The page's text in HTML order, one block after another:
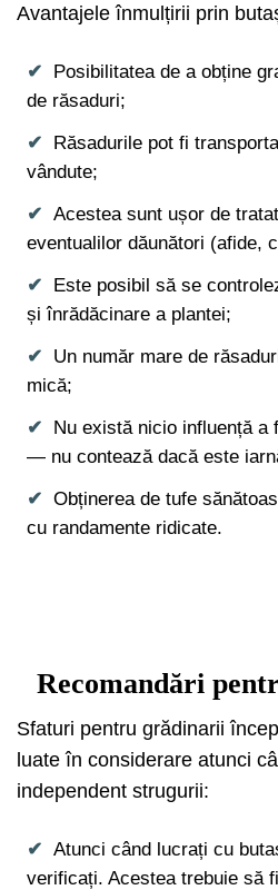
Avantajele înmulțirii prin
Posibilitatea de a obține
de răsaduri;
Răsadurile pot fi
vândute;
Acestea sunt ușor de
eventualilor dăunători (afide,
Este posibil să se
și înrădăcinare a plantei;
Un număr mare de
mică;
Nu există nicio influență a
— nu contează dacă este
Obținerea de tufe
cu randamente ridicate.
Recomandări
Sfaturi pentru grădinarii
luate în considerare atunci
independent strugurii:
Atunci când lucrați cu
verificați. Acestea trebuie să